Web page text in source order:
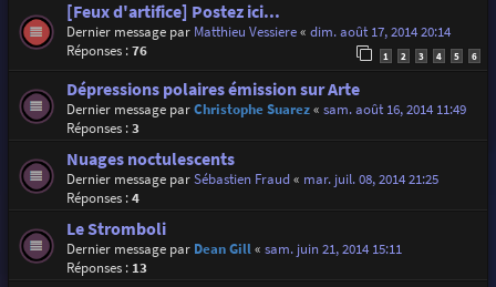
[Feux d'artifice] Postez ici...
Dernier message par Matthieu Vessiere« dim. août 17, 2014 20:14
Réponses :76 1 2 3 4 5 6
Dépressions polaires émission sur Arte
Dernier message parChristophe Suarez« sam. août 16, 2014 11:49
Réponses :3
Nuages noctulescents
Dernier message parSébastien Fraud« mar. juil. 08, 2014 21:25
Réponses :4
Le Stromboli
Dernier message par Dean Gill« sam. juin 21, 2014 15:11
Réponses : 13